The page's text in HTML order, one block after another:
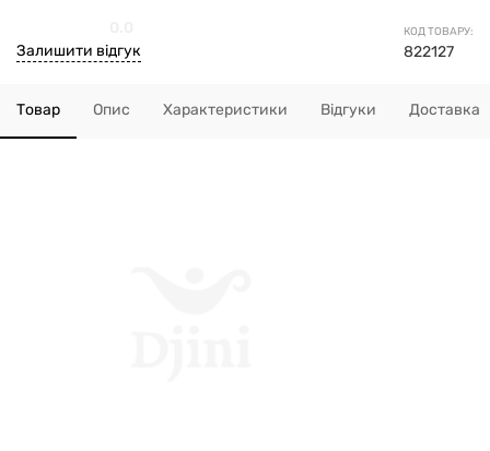
КОД ТОВАРУ:
822127
Залишити відгук
Товар Опис Характеристики Відгуки Доставка